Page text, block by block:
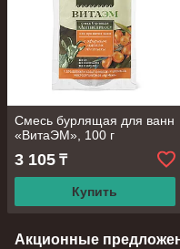
Смесь бурлящая для ванн
«ВитаЭМ», 100 г
3 105 ₸
Купить
Акционные